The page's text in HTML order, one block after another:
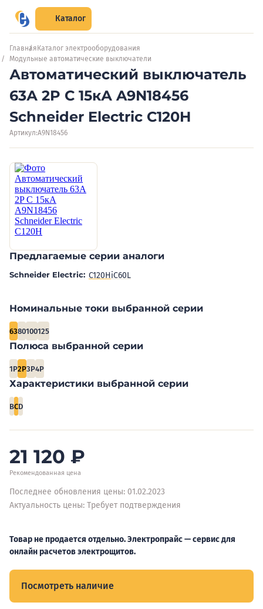
Каталог
Главная Каталог электрооборудования
Модульные автоматические выключатели
Автоматический выключатель
63А 2P C 15кА A9N18456
Schneider Electric C120H
Артикул:A9N18456
Предлагаемые серии аналоги
Schneider Electric: C120HiC60L
Номинальные токи выбранной серии
6380100125
Полюса выбранной серии
1P2P3P4P
Характеристики выбранной серии
BCD
21 120 ₽
Рекомендованная цена
Последнее обновления цены: 01.02.2023
Актуальность цены: Требует подтверждения
Товар не продается отдельно. Электропрайс — сервис для
онлайн расчетов электрощитов.
Посмотреть наличие